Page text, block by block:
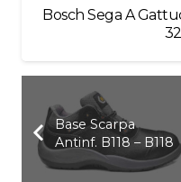
Bosch Sega A
Base Scarpa
Antinf. B118 – B118